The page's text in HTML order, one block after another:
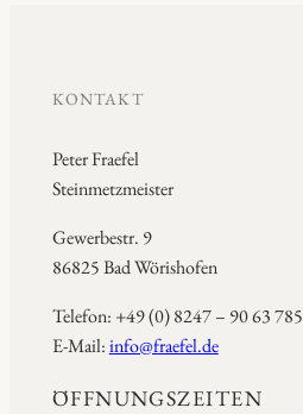
KONTAKT
Peter Fraefel
Steinmetzmeister
Gewerbestr. 9
86825 Bad Wörishofen
Telefon: +49 (0) 8247 – 90 63 785
E-Mail:info@fraefel.de
ÖFFNUNGSZEITEN